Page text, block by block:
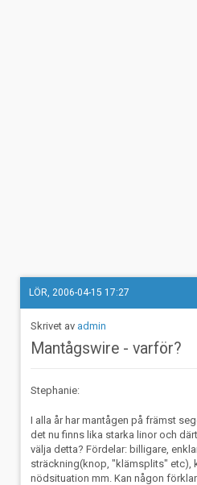
LÖR, 2006-04-15 17:27
admin
Mantågswire - varför?
Stephanie:
I alla år har mantågen på främst
det nu finns lika starka linor och
välja detta? Fördelar: billigare,
sträckning(knop, "klämsplits" etc),
nödsituation mm. Kan någon